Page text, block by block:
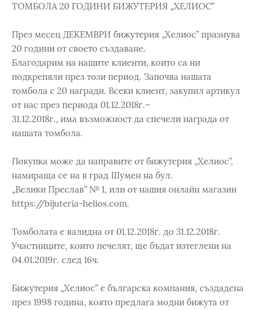
ТОМБОЛА 20 ГОДИНИ БИЖУТЕРИЯ „ХЕЛИОС”
През месец ДЕКЕМВРИ бижутерия „Хелиос” празнува
20 години от своето създаване.
Благодарим на нашите клиенти, които са ни
подкрепяли през този период. Започва нашата
томбола с 20 награди. Всеки клиент, закупил артикул
от нас през периода 01.12.2018г.–
31.12.2018г., има възможност да спечели награда от
нашата томбола.
Покупка може да направите от бижутерия „Хелиос”,
намираща се на в град Шумен на бул.
„Велики Преслав” № 1, или от нашия онлайн магазин
https://bijuteria-helios.com.
Томболата е валидна от 01.12.2018г. до 31.12.2018г.
Участниците, които печелят, ще бъдат изтеглени на
04.01.2019г. след 16ч.
Бижутерия „Хелиос” е българска компания, създадена
през 1998 година, която предлага модни бижута от